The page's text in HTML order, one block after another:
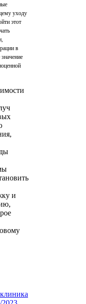
уходу
этот
в
и